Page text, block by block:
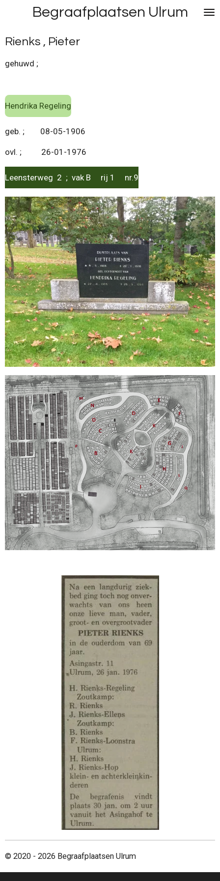
naar
de
hoofdinhoud
Begraafplaatsen Ulrum
Rienks , Pieter
gehuwd ;
Hendrika Regeling
geb. ; 08-05-1906
ovl. ; 26-01-1976
Leensterweg 2 ; vak B rij 1 nr.9
© 2020 - 2026 Begraafplaatsen Ulrum